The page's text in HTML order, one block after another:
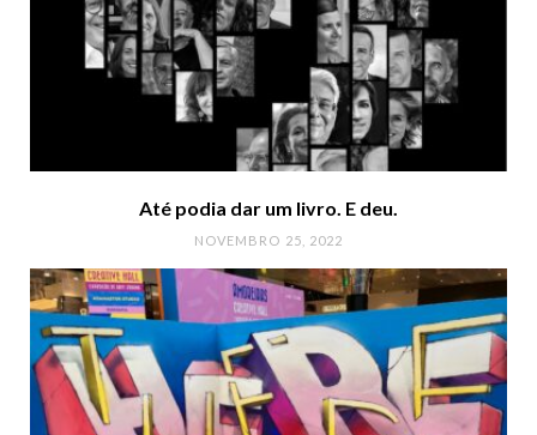
Até podia dar um livro. E deu.
NOVEMBRO 25, 2022